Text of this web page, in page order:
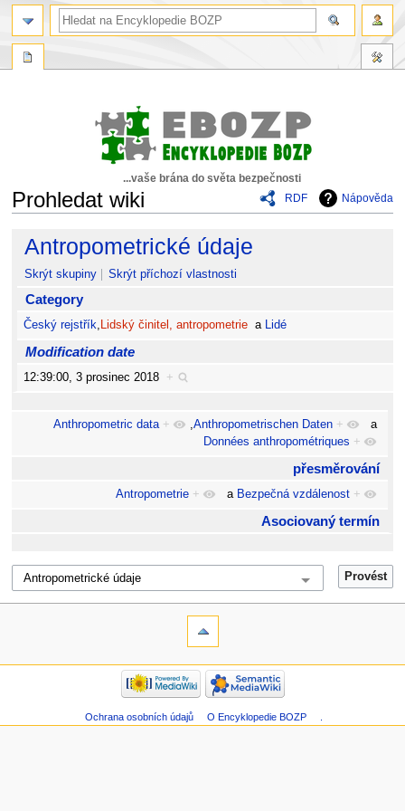
...vaše brána do světa bezpečnosti
RDF
Nápověda
Prohledat wiki
Skočit
navigaci
Skočit
vyhledávání
Antropometrické údaje
Skrýt skupiny Skrýt příchozí vlastnosti
Category
Český rejstřík, Lidský činitel, antropometrie a Lidé
Modification date
12:39:00, 3 prosinec 2018 +
Anthropometric data + ,Anthropometrischen Daten +
a
Données anthropométriques +
přesměrování
Antropometrie + a Bezpečná vzdálenost +
Asociovaný termín
Ochrana osobních údajů O Encyklopedie BOZP